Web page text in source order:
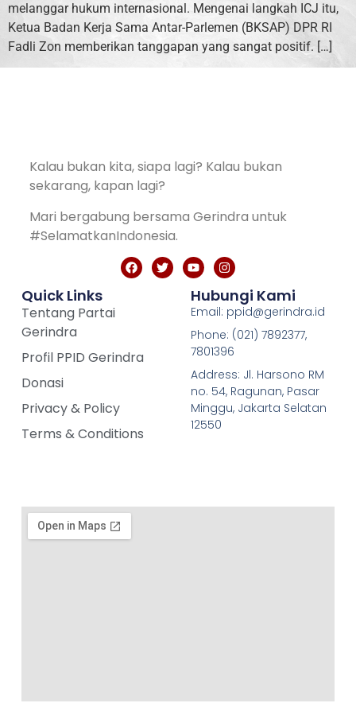
melanggar hukum internasional. Mengenai langkah ICJ itu,
Ketua Badan Kerja Sama Antar-Parlemen (BKSAP) DPR RI
Fadli Zon memberikan tanggapan yang sangat positif. […]
Kalau bukan kita, siapa lagi? Kalau bukan
sekarang, kapan lagi?
Mari bergabung bersama Gerindra untuk
#SelamatkanIndonesia.
Quick Links
Tentang Partai
Gerindra
Profil PPID Gerindra
Donasi
Privacy & Policy
Terms & Conditions
Hubungi Kami
Email: ppid@gerindra.id
Phone: (021) 7892377,
7801396
Address: Jl. Harsono RM
no. 54, Ragunan, Pasar
Minggu, Jakarta Selatan
12550